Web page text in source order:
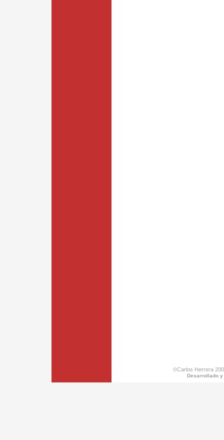
©Carlos Herrera
Desarrollado